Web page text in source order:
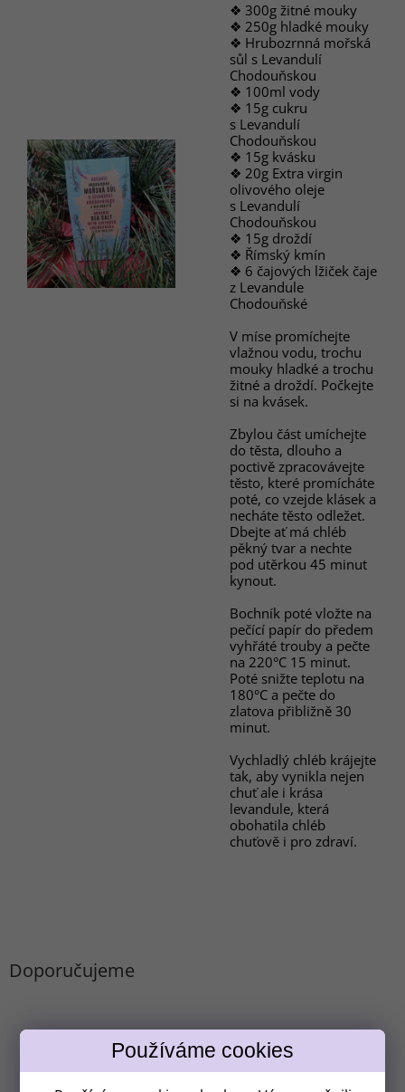
Doporučujeme
❖ 300g žitné mouky
❖ 250g hladké mouky
❖ Hrubozrnná mořská
sůl s Levandulí
Chodouňskou
❖ 100ml vody
❖ 15g cukru
s Levandulí
Chodouňskou
❖ 15g kvásku
❖ 20g Extra virgin
olivového oleje
s Levandulí
Chodouňskou
❖ 15g droždí
❖ Římský kmín
❖ 6 čajových lžiček čaje
z Levandule
Chodouňské
V míse promíchejte
vlažnou vodu, trochu
mouky hladké a trochu
žitné a droždí. Počkejte
si na kvásek.
Zbylou část umíchejte
do těsta, dlouho a
poctivě zpracovávejte
těsto, které promícháte
poté, co vzejde klásek a
necháte těsto odležet.
Dbejte ať má chléb
pěkný tvar a nechte
pod utěrkou 45 minut
kynout.
Bochník poté vložte na
pečící papír do předem
vyhřáté trouby a pečte
na 220°C 15 minut.
Poté snižte teplotu na
180°C a pečte do
zlatova přibližně 30
minut.
Vychladlý chléb krájejte
tak, aby vynikla nejen
chuť ale i krása
levandule, která
obohatila chléb
chuťově i pro zdraví.